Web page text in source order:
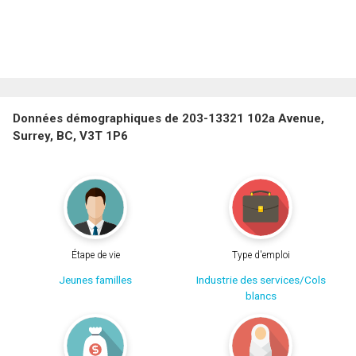
Données démographiques de 203-13321 102a Avenue,
Surrey, BC, V3T 1P6
Étape de vie
Jeunes familles
Type d'emploi
Industrie des services/Cols
blancs